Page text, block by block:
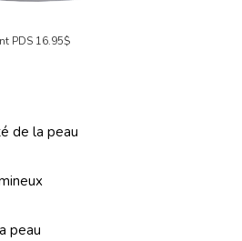
PDS 16.95$
de la peau
peau